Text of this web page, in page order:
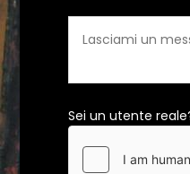
Sei un utente